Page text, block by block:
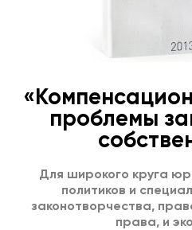
проблемы
Для широкого круга
политиков и
законотворчества,
права, и